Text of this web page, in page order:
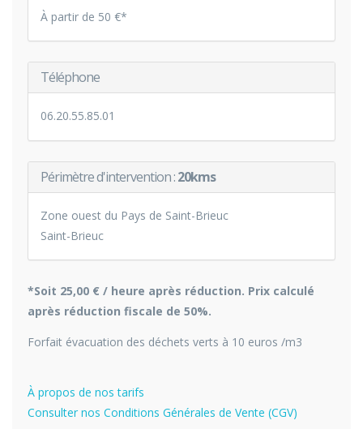
À partir de 50 €*
Téléphone
06.20.55.85.01
Périmètre d'intervention :20kms
Zone ouest du Pays de Saint-Brieuc
Saint-Brieuc
*Soit 25,00 € / heure après réduction. Prix calculé
après réduction fiscale de 50%.
Forfait évacuation des déchets verts à 10 euros /m3
À propos de nos tarifs
Consulter nos Conditions Générales de Vente (CGV)